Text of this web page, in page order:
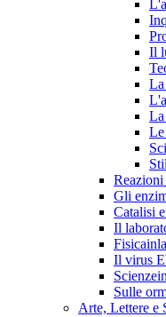
Il
La
La
Le
Gli
Catalisi
Il
Il virus
Sulle
Arte, Lettere e